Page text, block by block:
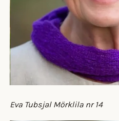
Eva Tubsjal Mörklila nr 14